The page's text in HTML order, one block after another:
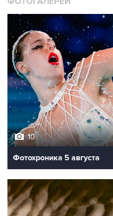
10
Фотохроника 5 августа